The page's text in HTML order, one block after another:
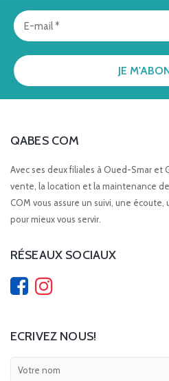
QABES COM
Avec ses deux filiales à Oued-Smar et
vente, la location et la maintenance
COM vous assure un suivi, une
pour mieux vous servir.
RÉSEAUX SOCIAUX
ECRIVEZ NOUS!